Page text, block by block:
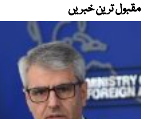
مقبول ترین خبریں